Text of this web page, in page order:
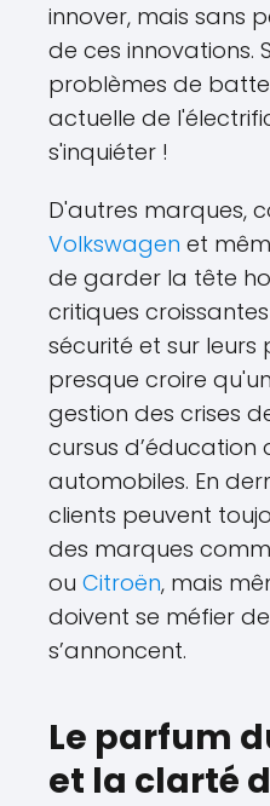
innover, mais sans
de ces innovations.
problèmes de
actuelle de
s'inquiéter !
D'autres marques,
Volkswagen et
de garder la tête
critiques
sécurité et sur leurs
presque croire
gestion des crises
cursus d’éducation
automobiles. En
clients peuvent
des marques
ou Citroën, mais
doivent se méfier
s’annoncent.
Le parfum
et la clarté